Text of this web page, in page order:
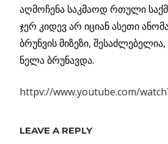
აღმოჩენა საკმაოდ რთული
ჯერ კიდევ არ იციან ასეთი
ბრუნვის მიზეზი, შესაძლებელია,
ნელა ბრუნავდა.
httpv://www.youtube.com/
LEAVE A REPLY